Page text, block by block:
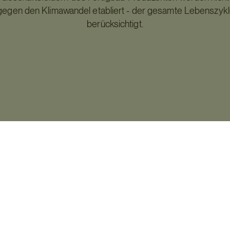
den Klimawandel etabliert - der gesamte
berücksichtigt.